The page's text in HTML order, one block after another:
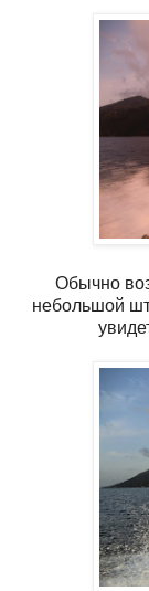
Обычно
небольшой